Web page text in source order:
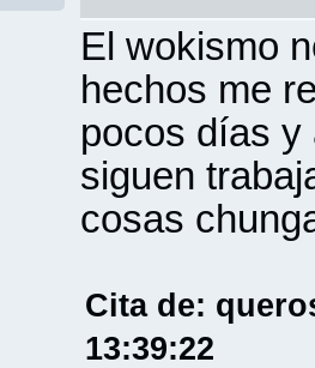
El wokismo
hechos me
pocos días y
siguen
cosas
Cita de:
13:39:22